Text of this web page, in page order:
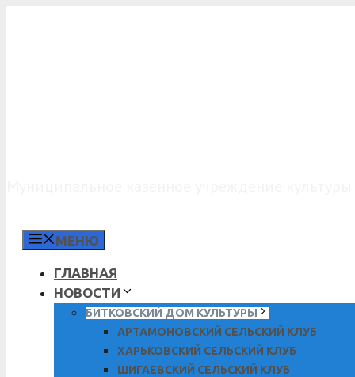
МЕНЮ
ГЛАВНАЯ
НОВОСТИ
БИТКОВСКИЙ ДОМ КУЛЬТУРЫ
АРТАМОНОВСКИЙ СЕЛЬСКИЙ КЛУБ
ХАРЬКОВСКИЙ СЕЛЬСКИЙ КЛУБ
ШИГАЕВСКИЙ СЕЛЬСКИЙ КЛУБ